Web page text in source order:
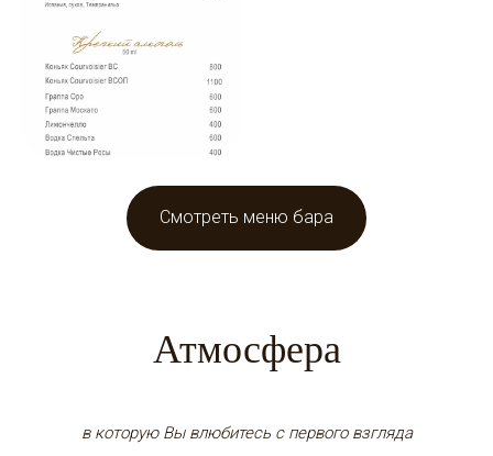
Смотреть меню бара
Атмосфера
в которую Вы влюбитесь с первого взгляда